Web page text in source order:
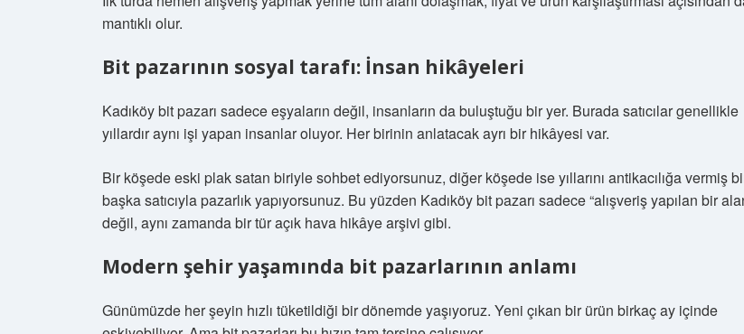
mantıklı olur.
Bit pazarının sosyal tarafı: İnsan hikâyeleri
Kadıköy bit pazarı sadece eşyaların değil, insanların da buluştuğu bir yer. Burada satıcılar genellikle
yıllardır aynı işi yapan insanlar oluyor. Her birinin anlatacak ayrı bir hikâyesi var.
Bir köşede eski plak satan biriyle sohbet ediyorsunuz, diğer köşede ise yıllarını antikacılığa vermiş
başka satıcıyla pazarlık yapıyorsunuz. Bu yüzden Kadıköy bit pazarı sadece “alışveriş yapılan bir
değil, aynı zamanda bir tür açık hava hikâye arşivi gibi.
Modern şehir yaşamında bit pazarlarının anlamı
Günümüzde her şeyin hızlı tüketildiği bir dönemde yaşıyoruz. Yeni çıkan bir ürün birkaç ay içinde